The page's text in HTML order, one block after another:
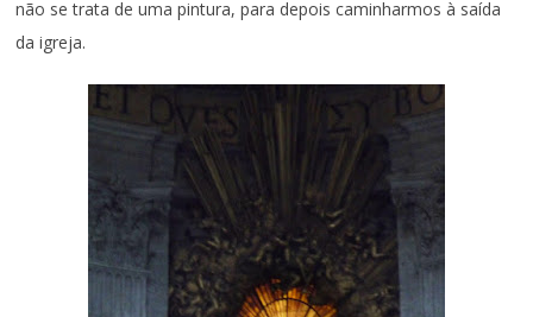
não se trata de uma pintura, para depois caminharmos à saída
da igreja.